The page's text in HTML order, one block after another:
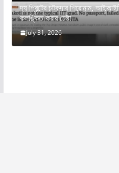
দ্য প্রিন্টের চটকদার শিরোনাম,
কলঙ্কিত করার চেষ্টা
July 31, 2026